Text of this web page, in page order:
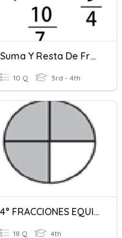
Suma Y Resta De Fracciones
10 Q 3rd - 4th
4° FRACCIONES EQUIVALENTES, SUMA Y RESTA
18 Q 4th